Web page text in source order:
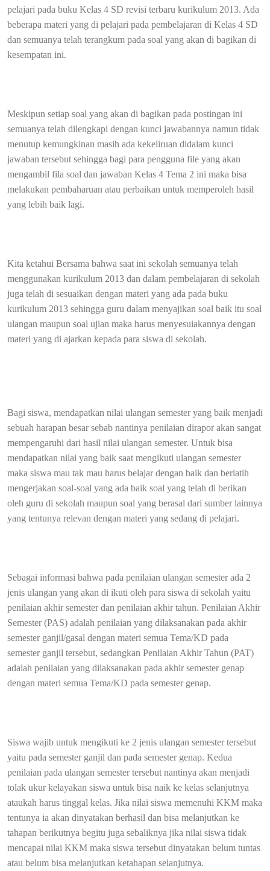
pelajari pada buku Kelas 4 SD revisi terbaru kurikulum 2013. Ada
beberapa materi yang di pelajari pada pembelajaran di Kelas 4 SD
dan semuanya telah terangkum pada soal yang akan di bagikan di
kesempatan ini.
Meskipun setiap soal yang akan di bagikan pada postingan ini
semuanya telah dilengkapi dengan kunci jawabannya namun tidak
menutup kemungkinan masih ada kekeliruan didalam kunci
jawaban tersebut sehingga bagi para pengguna file yang akan
mengambil fila soal dan jawaban Kelas 4 Tema 2 ini maka bisa
melakukan pembaharuan atau perbaikan untuk memperoleh hasil
yang lebih baik lagi.
Kita ketahui Bersama bahwa saat ini sekolah semuanya telah
menggunakan kurikulum 2013 dan dalam pembelajaran di sekolah
juga telah di sesuaikan dengan materi yang ada pada buku
kurikulum 2013 sehingga guru dalam menyajikan soal baik itu soal
ulangan maupun soal ujian maka harus menyesuiakannya dengan
materi yang di ajarkan kepada para siswa di sekolah.
Bagi siswa, mendapatkan nilai ulangan semester yang baik menjadi
sebuah harapan besar sebab nantinya penilaian dirapor akan sangat
mempengaruhi dari hasil nilai ulangan semester. Untuk bisa
mendapatkan nilai yang baik saat mengikuti ulangan semester
maka siswa mau tak mau harus belajar dengan baik dan berlatih
mengerjakan soal-soal yang ada baik soal yang telah di berikan
oleh guru di sekolah maupun soal yang berasal dari sumber lainnya
yang tentunya relevan dengan materi yang sedang di pelajari.
Sebagai informasi bahwa pada penilaian ulangan semester ada 2
jenis ulangan yang akan di ikuti oleh para siswa di sekolah yaitu
penilaian akhir semester dan penilaian akhir tahun. Penilaian Akhir
Semester (PAS) adalah penilaian yang dilaksanakan pada akhir
semester ganjil/gasal dengan materi semua Tema/KD pada
semester ganjil tersebut, sedangkan Penilaian Akhir Tahun (PAT)
adalah penilaian yang dilaksanakan pada akhir semester genap
dengan materi semua Tema/KD pada semester genap.
Siswa wajib untuk mengikuti ke 2 jenis ulangan semester tersebut
yaitu pada semester ganjil dan pada semester genap. Kedua
penilaian pada ulangan semester tersebut nantinya akan menjadi
tolak ukur kelayakan siswa untuk bisa naik ke kelas selanjutnya
ataukah harus tinggal kelas. Jika nilai siswa memenuhi KKM maka
tentunya ia akan dinyatakan berhasil dan bisa melanjutkan ke
tahapan berikutnya begitu juga sebaliknya jika nilai siswa tidak
mencapai nilai KKM maka siswa tersebut dinyatakan belum tuntas
atau belum bisa melanjutkan ketahapan selanjutnya.